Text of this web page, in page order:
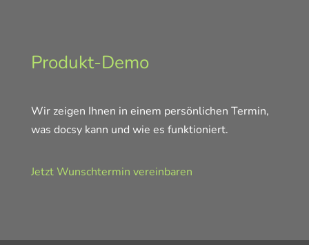
Produkt-Demo
Wir zeigen Ihnen in einem persönlichen Termin,
was docsy kann und wie es funktioniert.
Jetzt Wunschtermin vereinbaren